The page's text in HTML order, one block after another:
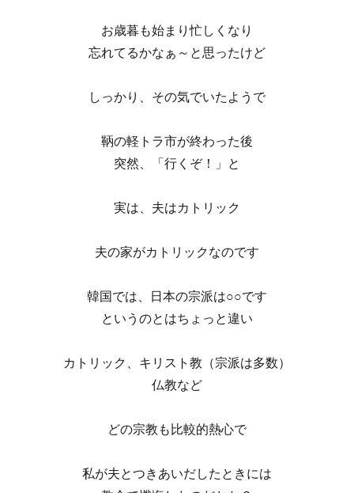
お歳暮も始まり忙しくなり
忘れてるかなぁ～と思ったけど
しっかり、その気でいたようで
鞆の軽トラ市が終わった後
突然、「行くぞ！」と
実は、夫はカトリック
夫の家がカトリックなのです
韓国では、日本の宗派は○○です
というのとはちょっと違い
カトリック、キリスト教（宗派は多数）
仏教など
どの宗教も比較的熱心で
私が夫とつきあいだしたときには